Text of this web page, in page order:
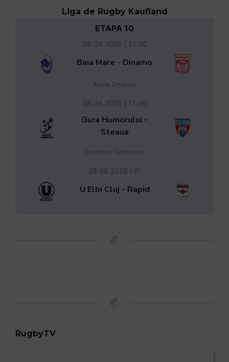
Liga de Rugby Kaufland
ETAPA 10
08.08.2026 | 11:00
Baia Mare - Dinamo
Arena Zimbrilor
08.08.2026 | 11:00
Gura Humorului -
Steaua
Stadionul Tineretului
29.08.2026 | 0:
U Elbi Cluj - Rapid
RugbyTV